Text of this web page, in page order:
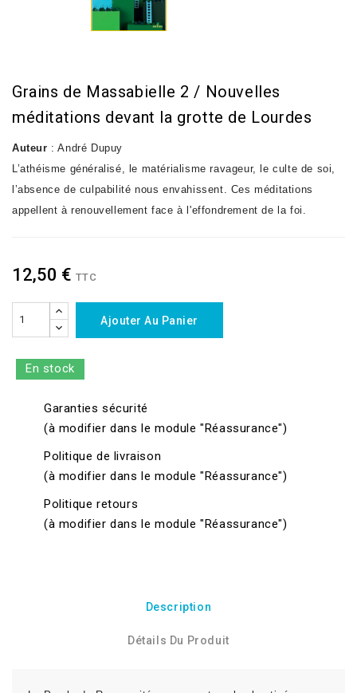
Grains de Massabielle 2 / Nouvelles
méditations devant la grotte de Lourdes
Auteur : André Dupuy
L’athéisme généralisé, le matérialisme ravageur, le culte de soi,
l’absence de culpabilité nous envahissent. Ces méditations
appellent à renouvellement face à l'effondrement de la foi.
12,50 € TTC
Ajouter Au Panier
En stock
Garanties sécurité
(à modifier dans le module "Réassurance")
Politique de livraison
(à modifier dans le module "Réassurance")
Politique retours
(à modifier dans le module "Réassurance")
Description
Détails Du Produit